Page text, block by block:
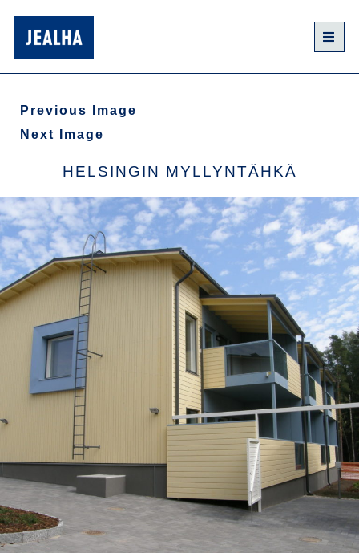
Previous Image
Next Image
HELSINGIN MYLLYNTÄHKÄ